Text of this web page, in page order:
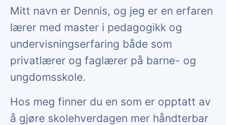
Mitt navn er Dennis, og jeg er en erfaren
lærer med master i pedagogikk og
undervisningserfaring både som
privatlærer og faglærer på barne- og
ungdomsskole.
Hos meg finner du en som er opptatt av
å gjøre skolehverdagen mer håndterbar